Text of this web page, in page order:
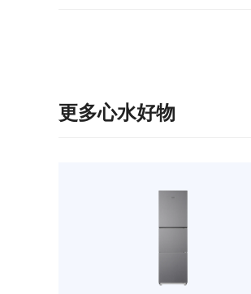
更多心水好物